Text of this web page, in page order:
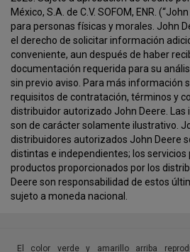
México, S.A. de C.V. SOFOM, ENR.
para personas físicas y morales. John
el derecho de solicitar información
conveniente, aun después de haber
documentación requerida para su
sin previo aviso. Para más información
requisitos de contratación, términos y
distribuidor autorizado John Deere. Las
son de carácter solamente ilustrativo.
distribuidores autorizados John Deere
distintas e independientes; los
productos proporcionados por los
Deere son responsabilidad de estos
sujeto a moneda nacional.
El color verde y amarillo arriba